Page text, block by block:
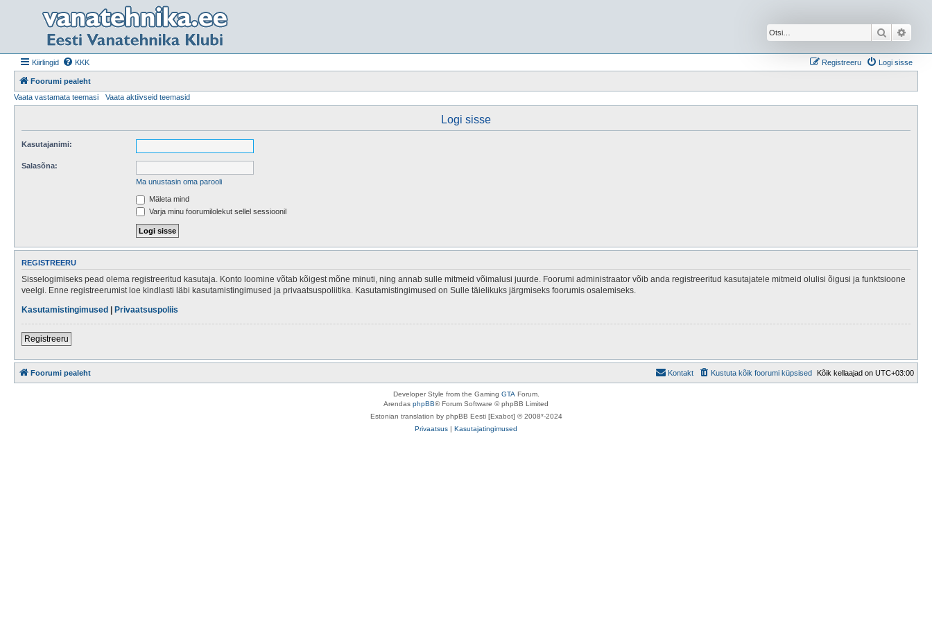
Otsi
Kiirlingid KKK Logi sisse
Registreeru
Foorumi pealeht
Vaata vastamata teemasi
Vaata aktiivseid teemasid
Logi sisse
Kasutajanimi:
Salasõna:
Ma unustasin oma parooli
Mäleta mind
Varja minu foorumilolekut sellel sessioonil
REGISTREERU
Sisselogimiseks pead olema registreeritud kasutaja. Konto loomine võtab kõigest mõne minuti, ning annab sulle mitmeid võimalusi juurde. Foorumi administraator võib anda registreeritud kasutajatele mitmeid olulisi õigusi ja funktsioone
veelgi. Enne registreerumist loe kindlasti läbi kasutamistingimused ja privaatsuspoliitika. Kasutamistingimused on Sulle täielikuks järgmiseks foorumis osalemiseks.
Kasutamistingimused | Privaatsuspoliis
Registreeru
Foorumi pealeht Kõik kellaajad on UTC+03:00
Kustuta kõik foorumi küpsised
Kontakt
Developer Style from the Gaming GTA Forum.
Arendas phpBB® Forum Software © phpBB Limited
Estonian translation by phpBB Eesti [Exabot] © 2008*-2024
Privaatsus | Kasutajatingimused